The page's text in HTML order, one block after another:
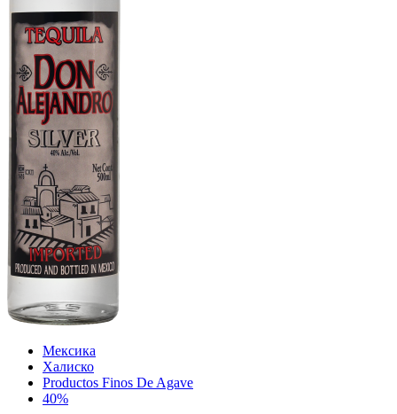
Мексика
Халиско
Productos Finos De Agave
40%